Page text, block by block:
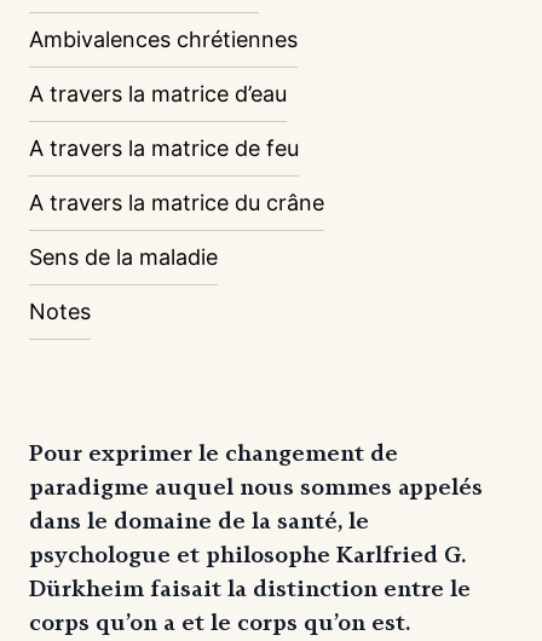
Ambivalences chrétiennes
A travers la matrice d’eau
A travers la matrice de feu
A travers la matrice du crâne
Sens de la maladie
Notes
Pour exprimer le changement de
paradigme auquel nous sommes appelés
dans le domaine de la santé, le
psychologue et philosophe Karlfried G.
Dürkheim faisait la distinction entre le
corps qu’on a et le corps qu’on est.